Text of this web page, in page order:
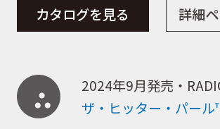
カタログを見る 詳細
2024年9月発売・
ザ・ヒッター・パー